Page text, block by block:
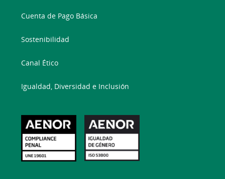
Cuenta de Pago Básica
Sostenibilidad
Canal Ético
Igualdad, Diversidad e Inclusión